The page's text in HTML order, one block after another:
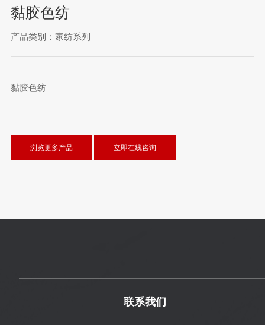
黏胶色纺
产品类别：家纺系列
黏胶色纺
浏览更多产品 立即在线咨询
联系我们